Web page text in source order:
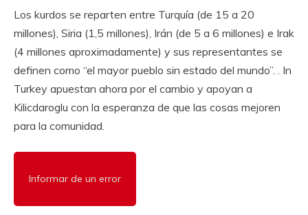
Los kurdos se reparten entre Turquía (de 15 a 20
millones), Siria (1,5 millones), Irán (de 5 a 6 millones) e Irak
(4 millones aproximadamente) y sus representantes se
definen como “el mayor pueblo sin estado del mundo”. . In
Turkey apuestan ahora por el cambio y apoyan a
Kilicdaroglu con la esperanza de que las cosas mejoren
para la comunidad.
Informar de un error